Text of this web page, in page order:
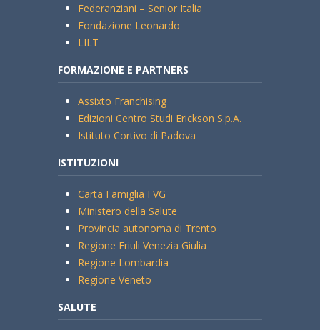
Federanziani – Senior Italia
Fondazione Leonardo
LILT
FORMAZIONE E PARTNERS
Assixto Franchising
Edizioni Centro Studi Erickson S.p.A.
Istituto Cortivo di Padova
ISTITUZIONI
Carta Famiglia FVG
Ministero della Salute
Provincia autonoma di Trento
Regione Friuli Venezia Giulia
Regione Lombardia
Regione Veneto
SALUTE